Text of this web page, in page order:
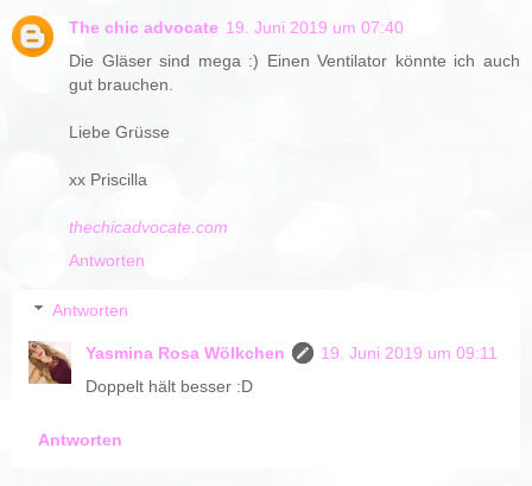
The chic advocate 19. Juni 2019 um 07:40
Die Gläser sind mega :) Einen Ventilator könnte ich auch
gut brauchen.
Liebe Grüsse
xx Priscilla
thechicadvocate.com
Antworten
Antworten
Yasmina Rosa Wölkchen
19. Juni 2019 um 09:11
Doppelt hält besser :D
Antworten